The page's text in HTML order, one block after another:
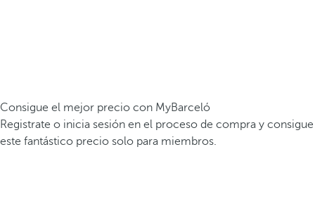
Consigue el mejor precio con MyBarceló
Registrate o inicia sesión en el proceso de compra y consigue
este fantástico precio solo para miembros.